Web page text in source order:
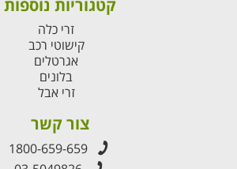
קטגוריות נוספות
זרי כלה
קישוטי רכב
אגרטלים
בלונים
זרי אבל
צור קשר
1800-659-659